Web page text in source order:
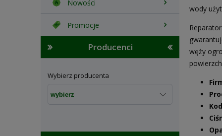
Nowości
Promocje
Producenci
Wybierz producenta
wody
węży